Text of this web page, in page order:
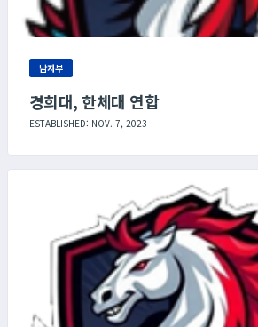
남자부
경희대, 한체대 연합
ESTABLISHED: NOV. 7, 2023